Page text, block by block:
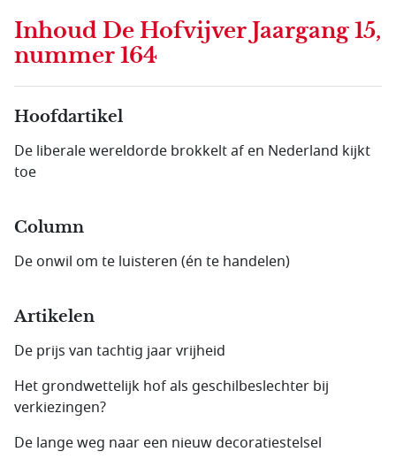
Inhoud De Hofvijver Jaargang 15,
nummer 164
Hoofdartikel
De liberale wereldorde brokkelt af en Nederland kijkt
toe
Column
De onwil om te luisteren (én te handelen)
Artikelen
De prijs van tachtig jaar vrijheid
Het grondwettelijk hof als geschil­beslechter bij
verkiezingen?
De lange weg naar een nieuw decoratiestelsel